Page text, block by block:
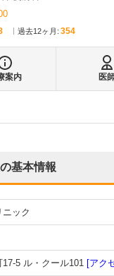
過去12ヶ月: 354
案内 医
の基本情報
ック
5 ル・クール101 [アク